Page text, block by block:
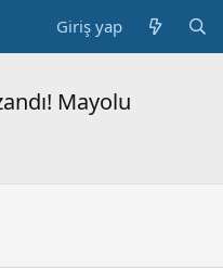
Giriş yap
Mayolu